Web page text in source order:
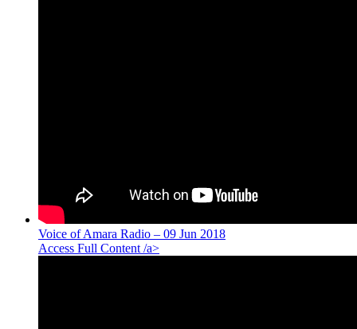
Voice of Amara Radio – 09 Jun 2018
Access Full Content /a>